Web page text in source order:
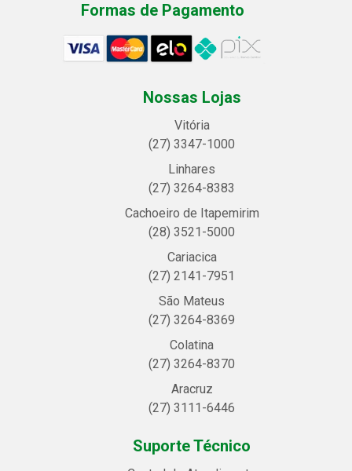
Formas de Pagamento
Nossas Lojas
Vitória
(27) 3347-1000
Linhares
(27) 3264-8383
Cachoeiro de Itapemirim
(28) 3521-5000
Cariacica
(27) 2141-7951
São Mateus
(27) 3264-8369
Colatina
(27) 3264-8370
Aracruz
(27) 3111-6446
Suporte Técnico